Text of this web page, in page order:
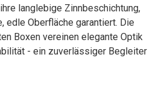
langlebige Zinnbeschichtung,
edle Oberfläche garantiert. Die
Boxen vereinen elegante Optik
- ein zuverlässiger Begleiter